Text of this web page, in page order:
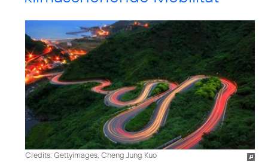
Credits: Gettyimages, Cheng Jung Kuo